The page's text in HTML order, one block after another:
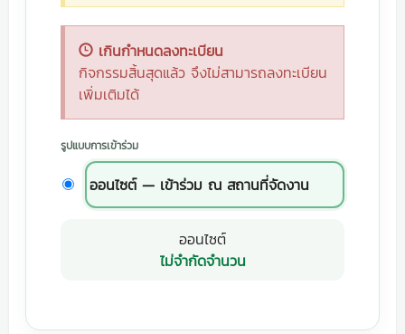
เกินกำหนดลงทะเบียน
กิจกรรมสิ้นสุดแล้ว จึงไม่สามารถลงทะเบียน
เพิ่มเติมได้
รูปแบบการเข้าร่วม
ออนไซต์ — เข้าร่วม ณ สถานที่จัดงาน
ออนไซต์
ไม่จำกัดจำนวน